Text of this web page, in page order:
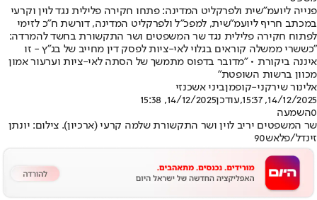
פנייה ליועמ"שית ולפרקליט המדינה: פתחו חקירה פלילית נגד לוין וקרעי
במכתב חריף ליועמ"שית, למפכ"ל ולפרקליט המדינה, דורשת ח"כ לזימי
לפתוח חקירה פלילית נגד שר המשפטים ושר התקשורת בחשד להמרדה:
"כששרי ממשלה קוראים בגלוי לאי-ציות לפסק דין מחייב של בג"ץ - זו
איננה ביקורת • "מדובר בדפוס מתמשך של הסתה לאי-ציות וערעור אמון
מכוון ברשות השופטת"
אלינור שירקני-קופמןביני אשכנזי
14/12/2025, 15:37
,עודכן14/12/2025, 15:38
0השמעה
שר המשפטים יריב לוין ושר התקשורת שלמה קרעי (ארכיון). צילום: יונתן
זינדל/פלאש90